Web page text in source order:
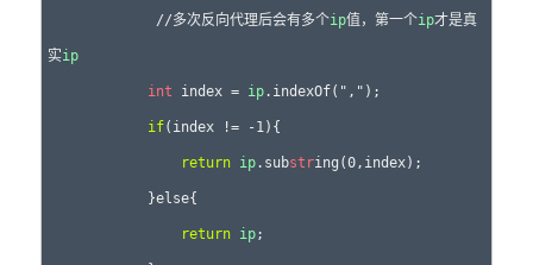
             //多次反向代理后会有多个
ip值，第一个ip才是真
实ip
int index = ip.indexOf(",");
if(index != -1){
return ip.substring(0,index);
return ip;